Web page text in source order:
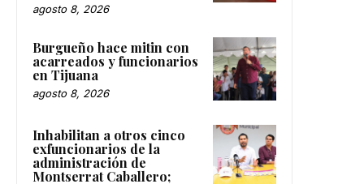
agosto 8, 2026
Burgueño hace mitin con
acarreados y funcionarios
en Tijuana
agosto 8, 2026
Inhabilitan a otros cinco
exfuncionarios de la
administración de
Montserrat Caballero;